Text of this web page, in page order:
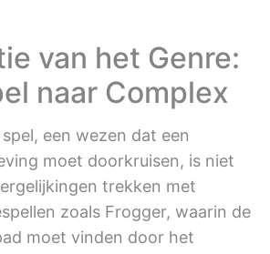
van het Genre:
naar Complex
een wezen dat een
moet doorkruisen, is niet
trekken met
zoals Frogger, waarin de
moet vinden door het